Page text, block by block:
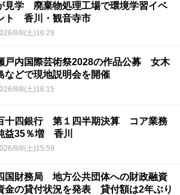
見学 廃棄物処理工場で環境学習イベ
ト 香川・観音寺市
8/8(土)16:29
戸内国際芸術祭2028の作品公募 女木
などで現地説明会を開催
8/8(土)16:15
十四銀行 第１四半期決算 コア業務
益35％増 香川
8/8(土)15:59
国財務局 地方公共団体への財政融資
金の貸付状況を発表 貸付額は2年ぶり